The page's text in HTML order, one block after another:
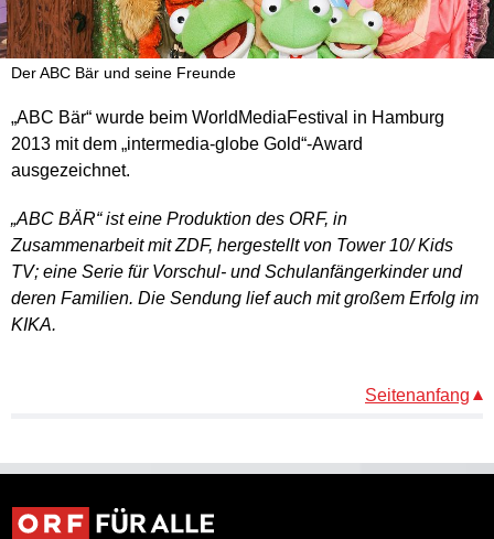
Der ABC Bär und seine Freunde
„ABC Bär“ wurde beim WorldMediaFestival in Hamburg
2013 mit dem „intermedia-globe Gold“-Award
ausgezeichnet.
„ABC BÄR“ ist eine Produktion des ORF, in
Zusammenarbeit mit ZDF, hergestellt von Tower 10/ Kids
TV; eine Serie für Vorschul- und Schulanfängerkinder und
deren Familien. Die Sendung lief auch mit großem Erfolg im
KIKA.
Seitenanfang